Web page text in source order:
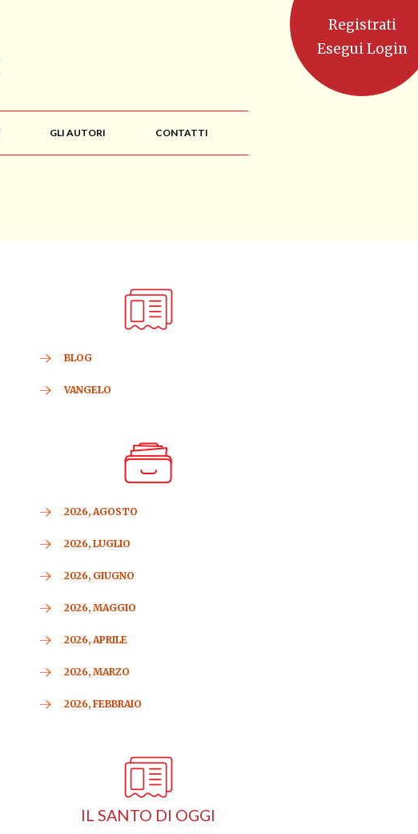
GLI AUTORI CONTATTI
BLOG
VANGELO
2026, AGOSTO
2026, LUGLIO
2026, GIUGNO
2026, MAGGIO
2026, APRILE
2026, MARZO
2026, FEBBRAIO
IL SANTO DI OGGI
Registrati
Esegui Login